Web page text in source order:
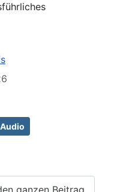
ganzen Beitrag